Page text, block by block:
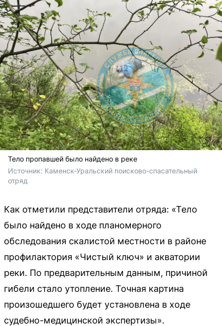
Тело пропавшей было найдено в реке
Источник: Каменск-Уральский поисково-спасательный
отряд
Как отметили представители отряда: «Тело
было найдено в ходе планомерного
обследования скалистой местности в районе
профилактория «Чистый ключ» и акватории
реки. По предварительным данным, причиной
гибели стало утопление. Точная картина
произошедшего будет установлена в ходе
судебно-медицинской экспертизы».